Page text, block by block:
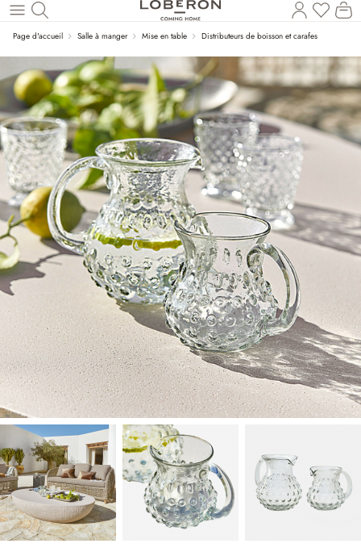
Revenir au contenu principal
Vous
Page d'accueil Salle à manger Mise en table Distributeurs de boisson et carafes